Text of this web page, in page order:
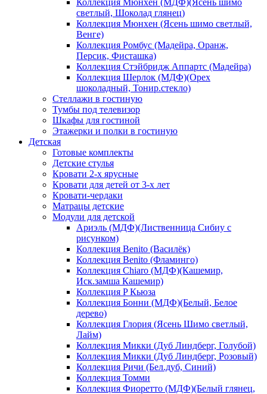
Коллекция Мюнхен (МДФ)(Ясень шимо
светлый, Шоколад глянец)
Коллекция Мюнхен (Ясень шимо светлый,
Венге)
Коллекция Ромбус (Мадейра, Оранж,
Персик, Фисташка)
Коллекция Стэйбридж Аппартс (Мадейра)
Коллекция Шерлок (МДФ)(Орех
шоколадный, Тонир.стекло)
Стеллажи в гостиную
Тумбы под телевизор
Шкафы для гостиной
Этажерки и полки в гостиную
Детская
Готовые комплекты
Детские стулья
Кровати 2-х ярусные
Кровати для детей от 3-х лет
Кровати-чердаки
Матрацы детские
Модули для детской
Ариэль (МДФ)(Лиственница Сибиу с
рисунком)
Коллекция Benito (Василёк)
Коллекция Benito (Фламинго)
Коллекция Chiaro (МДФ)(Кашемир,
Иск.замша Кашемир)
Коллекция P Кьюза
Коллекция Бонни (МДФ)(Белый, Белое
дерево)
Коллекция Глория (Ясень Шимо светлый,
Лайм)
Коллекция Микки (Дуб Линдберг, Голубой)
Коллекция Микки (Дуб Линдберг, Розовый)
Коллекция Ричи (Бел.дуб, Синий)
Коллекция Томми
Коллекция Фиоретто (МДФ)(Белый глянец,